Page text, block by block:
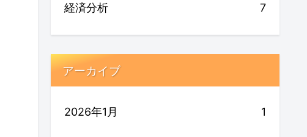
経済分析 7
アーカイブ
2026年1月 1